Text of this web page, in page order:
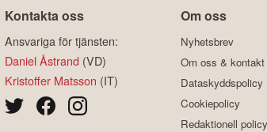
Kontakta oss
Ansvariga för tjänsten:
Daniel Åstrand (VD)
Kristoffer Matsson (IT)
Om oss
Nyhetsbrev
Om oss & kontakt
Dataskyddspolicy
Cookiepolicy
Redaktionell policy